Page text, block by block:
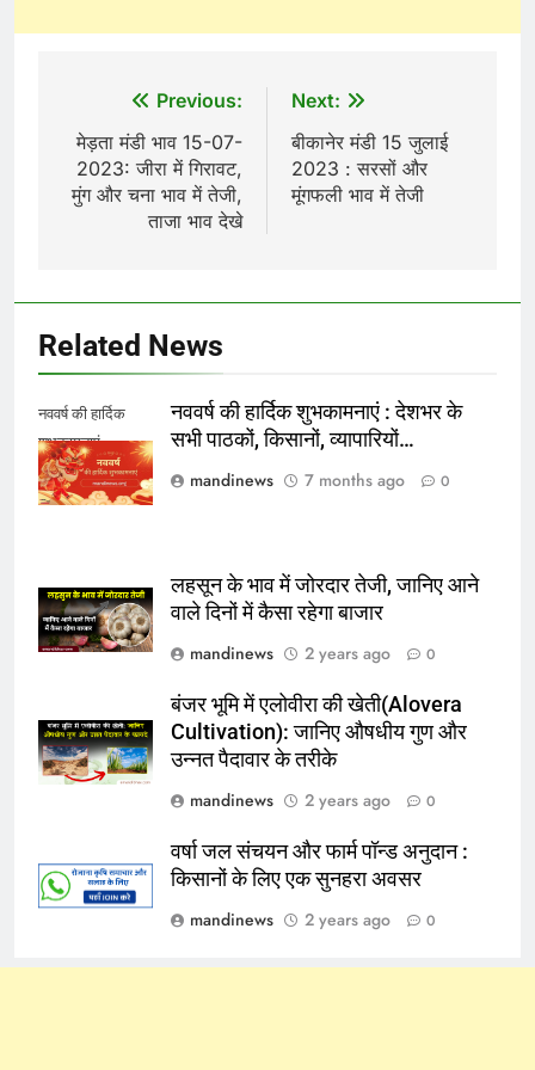
navigation
Previous:
मेड़ता मंडी भाव 15-07-
2023: जीरा में गिरावट,
मुंग और चना भाव में तेजी,
ताजा भाव देखे
Next:
बीकानेर मंडी 15 जुलाई
2023 : सरसों और
मूंगफली भाव में तेजी
Related News
नववर्ष की हार्दिक
शुभकामनाएं
नववर्ष की हार्दिक शुभकामनाएं : देशभर के
सभी पाठकों, किसानों, व्यापारियों…
mandinews
7 months ago 0
लहसून के भाव में जोरदार तेजी, जानिए आने
वाले दिनों में कैसा रहेगा बाजार
mandinews
2 years ago 0
बंजर भूमि में एलोवीरा की खेती(Alovera
Cultivation): जानिए औषधीय गुण और
उन्नत पैदावार के तरीके
mandinews
2 years ago 0
वर्षा जल संचयन और फार्म पॉन्ड अनुदान :
किसानों के लिए एक सुनहरा अवसर
mandinews
2 years ago 0